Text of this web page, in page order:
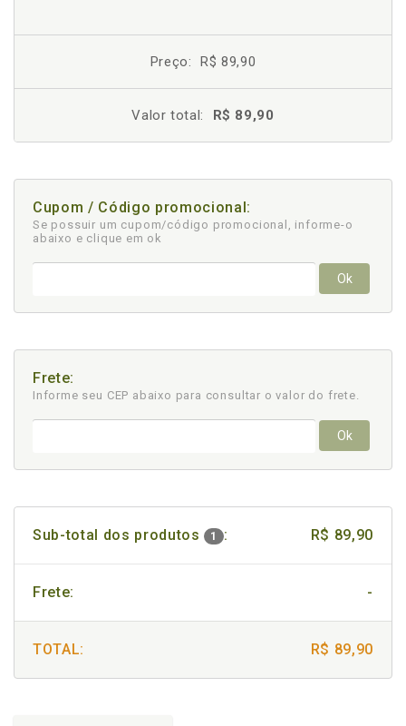
Preço: R$ 89,90
Valor total: R$ 89,90
Cupom / Código promocional:
Se possuir um cupom/código promocional, informe-o
abaixo e clique em ok
Ok
Frete:
Informe seu CEP abaixo para consultar o valor do frete.
Ok
Sub-total dos produtos 1 : R$ 89,90
Frete: -
TOTAL: R$ 89,90